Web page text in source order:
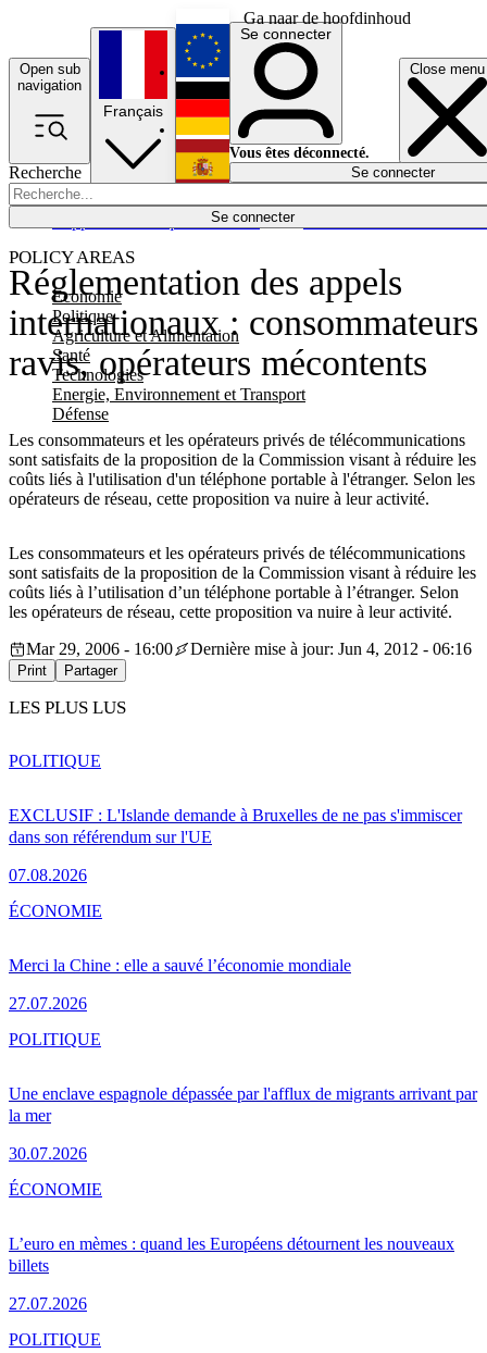
Ga naar de hoofdinhoud
Open sub
navigation
Close menu
Recherche
Se connecter
POLICY AREAS
Economie
Politique
Agriculture et Alimentation
Santé
Technologies
Energie, Environnement et Transport
Défense
Économie
Français
English
Deutsch
Español
Se connecter
Vous êtes déconnecté.
Se connecter
Réglementation des appels
internationaux : consommateurs
ravis, opérateurs mécontents
Les consommateurs et les opérateurs privés de télécommunications
sont satisfaits de la proposition de la Commission visant à réduire les
coûts liés à l'utilisation d'un téléphone portable à l'étranger. Selon les
opérateurs de réseau, cette proposition va nuire à leur activité.
Les consommateurs et les opérateurs privés de télécommunications
sont satisfaits de la proposition de la Commission visant à réduire les
coûts liés à l’utilisation d’un téléphone portable à l’étranger. Selon
les opérateurs de réseau, cette proposition va nuire à leur activité.
Mar 29, 2006 - 16:00
Dernière mise à jour: Jun 4, 2012 - 06:16
Print Partager
LES PLUS LUS
EXCLUSIF : L'Islande demande à Bruxelles de ne pas s'immiscer
dans son référendum sur l'UE
07.08.2026
POLITIQUE
Merci la Chine : elle a sauvé l’économie mondiale
27.07.2026
ÉCONOMIE
Une enclave espagnole dépassée par l'afflux de migrants arrivant par
la mer
30.07.2026
POLITIQUE
L’euro en mèmes : quand les Européens détournent les nouveaux
billets
27.07.2026
ÉCONOMIE
POLITIQUE